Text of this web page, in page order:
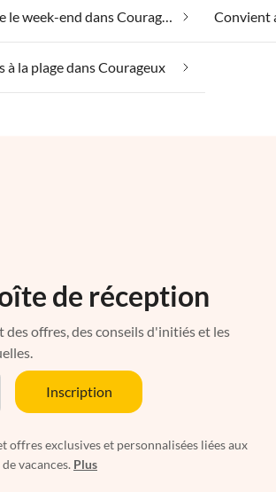
Bien-être le week-end dans Courageux
à la plage dans Courageux
de réception
offres, des conseils d'initiés et les
Inscription
exclusives et personnalisées liées aux
vacances. Plus